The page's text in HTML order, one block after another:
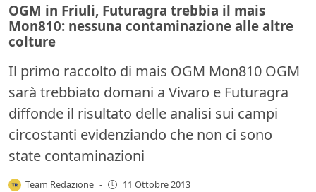
OGM in Friuli, Futuragra trebbia il mais
Mon810: nessuna contaminazione alle altre
colture
Il primo raccolto di mais OGM Mon810 OGM
sarà trebbiato domani a Vivaro e Futuragra
diffonde il risultato delle analisi sui campi
circostanti evidenziando che non ci sono
state contaminazioni
Team Redazione - 11 Ottobre 2013